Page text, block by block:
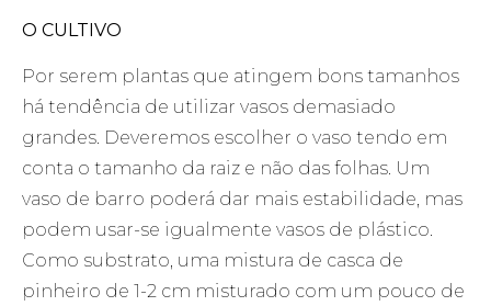
O CULTIVO
Por serem plantas que atingem bons tamanhos
há tendência de utilizar vasos demasiado
grandes. Deveremos escolher o vaso tendo em
conta o tamanho da raiz e não das folhas. Um
vaso de barro poderá dar mais estabilidade, mas
podem usar-se igualmente vasos de plástico.
Como substrato, uma mistura de casca de
pinheiro de 1-2 cm misturado com um pouco de